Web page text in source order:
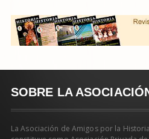
SOBRE LA
La Asociación de Amigos por la